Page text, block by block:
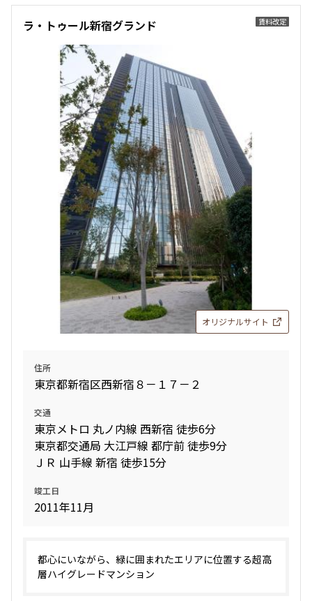
賃料改定
ラ・トゥール新宿グランド
オリジナルサイト
住所
東京都新宿区西新宿８－１７－２
交通
東京メトロ 丸ノ内線 西新宿 徒歩6分
東京都交通局 大江戸線 都庁前 徒歩9分
ＪＲ 山手線 新宿 徒歩15分
竣工日
2011年11月
都心にいながら、緑に囲まれたエリアに位置する超高
層ハイグレードマンション